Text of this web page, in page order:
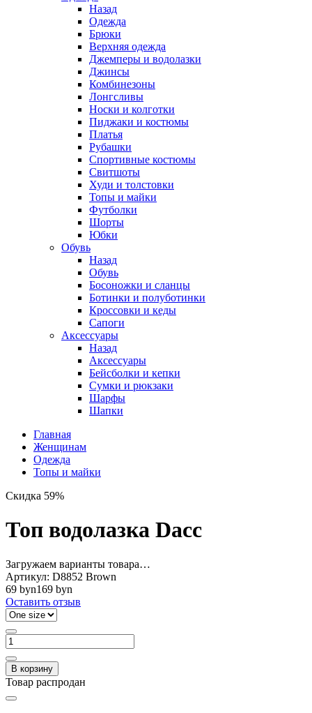
Назад
Одежда
Брюки
Верхняя одежда
Джемперы и водолазки
Джинсы
Комбинезоны
Лонгсливы
Носки и колготки
Пиджаки и костюмы
Платья
Рубашки
Спортивные костюмы
Свитшоты
Худи и толстовки
Топы и майки
Футболки
Шорты
Юбки
Обувь
Назад
Обувь
Босоножки и сланцы
Ботинки и полуботинки
Кроссовки и кеды
Сапоги
Аксессуары
Назад
Аксессуары
Бейсболки и кепки
Сумки и рюкзаки
Шарфы
Шапки
Главная
Женщинам
Одежда
Топы и майки
Скидка 59%
Топ водолазка Dacc
Загружаем варианты товара…
Артикул: D8852 Brown
69 byn169 byn
Оставить отзыв
В корзину
Товар распродан